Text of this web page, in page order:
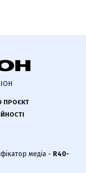
ПРОЄКТ
медіа - R40-